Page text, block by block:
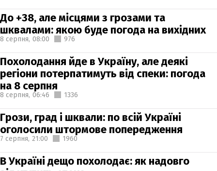
До +38, але місцями з грозами та
шквалами: якою буде погода на вихідних
8 серпня, 08:00 976
Похолодання йде в Україну, але деякі
регіони потерпатимуть від спеки: погода
на 8 серпня
8 серпня, 06:46 1336
Грози, град і шквали: по всій Україні
оголосили штормове попередження
7 серпня, 21:00 1960
В Україні дещо похолодає: як надовго